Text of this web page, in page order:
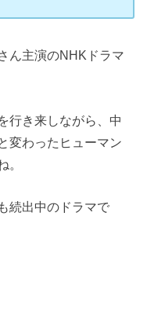
ん主演のNHKドラマ
行き来しながら、中
変わったヒューマン
。
続出中のドラマで